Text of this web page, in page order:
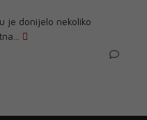
je donijelo nekoliko